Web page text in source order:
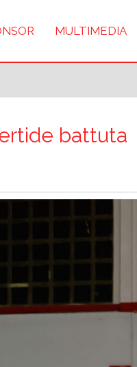
MULTIMEDIA
battuta